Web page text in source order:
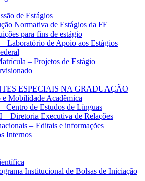
de Estágios
Normativa de Estágios da FE
para fins de estágio
Laboratório de Apoio aos Estágios
– Projetos de Estágio
ESPECIAIS NA GRADUAÇÃO
e Mobilidade Acadêmica
Centro de Estudos de Línguas
– Diretoria Executiva de Relações
– Editais e informações
Internos
Institucional de Bolsas de Iniciação